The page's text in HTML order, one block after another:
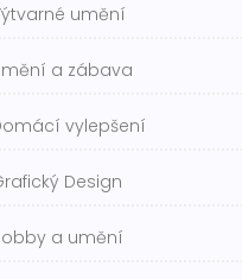
umění
a zábava
vylepšení
Design
a umění